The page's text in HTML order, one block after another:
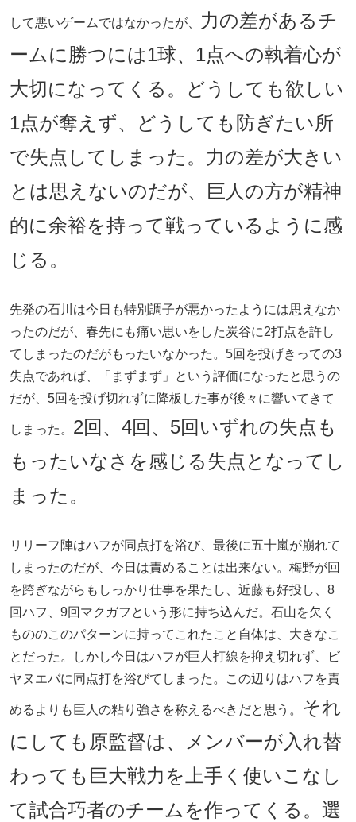
して悪いゲームではなかったが、
力の差があるチ
ームに勝つには1球、1点への執着心が
大切になってくる。どうしても欲しい
1点が奪えず、どうしても防ぎたい所
で失点してしまった。力の差が大きい
とは思えないのだが、巨人の方が精神
的に余裕を持って戦っているように感
じる。
先発の石川は今日も特別調子が悪かったようには思えなか
ったのだが、春先にも痛い思いをした炭谷に2打点を許し
てしまったのだがもったいなかった。5回を投げきっての3
失点であれば、「まずまず」という評価になったと思うの
だが、5回を投げ切れずに降板した事が後々に響いてきて
しまった。 2回、4回、5回いずれの失点も
もったいなさを感じる失点となってし
まった。
リリーフ陣はハフが同点打を浴び、最後に五十嵐が崩れて
しまったのだが、今日は責めることは出来ない。梅野が回
を跨ぎながらもしっかり仕事を果たし、近藤も好投し、8
回ハフ、9回マクガフという形に持ち込んだ。石山を欠く
もののこのパターンに持ってこれたこと自体は、大きなこ
とだった。しかし今日はハフが巨人打線を抑え切れず、ビ
ヤヌエバに同点打を浴びてしまった。この辺りはハフを責
めるよりも巨人の粘り強さを称えるべきだと思う。
それ
にしても原監督は、メンバーが入れ替
わっても巨大戦力を上手く使いこなし
て試合巧者のチームを作ってくる。選